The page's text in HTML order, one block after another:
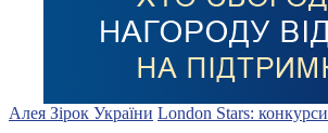
Алея Зірок України London Stars: конкурси